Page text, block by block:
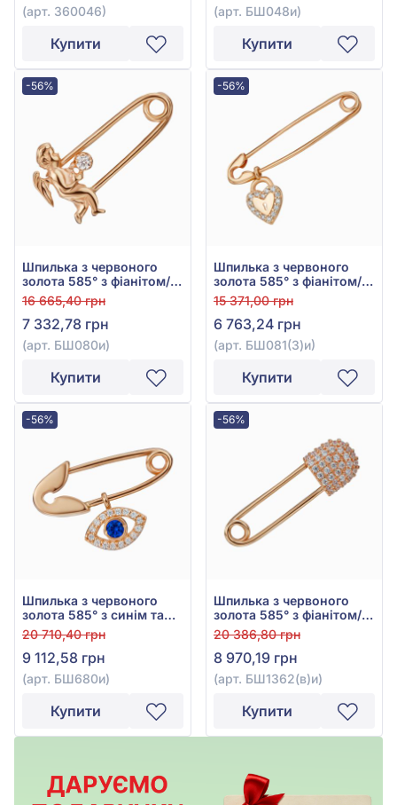
(арт. 360046)
Купити
(арт. БШ048и)
Купити
-56%
Шпилька з червоного
золота 585° з фіанітом/
куб.цирконієм, арт.
БШ080и
16 665,40 грн
7 332,78 грн
(арт. БШ080и)
Купити
-56%
Шпилька з червоного
золота 585° з фіанітом/
куб.цирконієм, арт.
БШ081(3)и
15 371,00 грн
6 763,24 грн
(арт. БШ081(3)и)
Купити
-56%
Шпилька з червоного
золота 585° з синім та
білим фіанітом, арт.
БШ680и
20 710,40 грн
9 112,58 грн
(арт. БШ680и)
Купити
-56%
Шпилька з червоного
золота 585° з фіанітом/
куб.цирконієм, арт.
БШ1362(в)и
20 386,80 грн
8 970,19 грн
(арт. БШ1362(в)и)
Купити